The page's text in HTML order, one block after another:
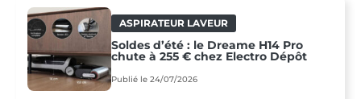
ASPIRATEUR LAVEUR
Soldes d’été : le Dreame H14 Pro
chute à 255 € chez Electro Dépôt
Publié le 24/07/2026